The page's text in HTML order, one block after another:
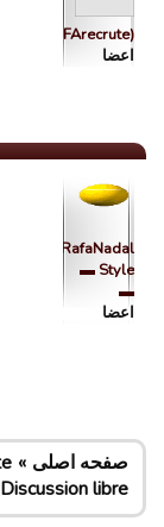
Fuleco(FIFArecrute)
اعضا
RafaNadal
Style ▬
▬
اعضا
صفحه اصلی
Discussion libre